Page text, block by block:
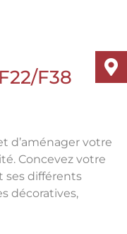
F38
d’aménager votre
Concevez votre
ses différents
décoratives,